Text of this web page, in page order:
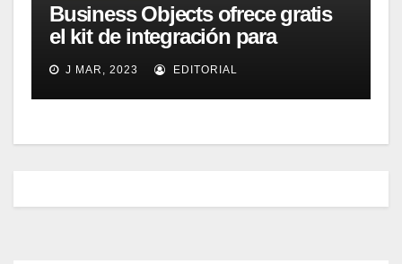
Business Objects ofrece gratis
el kit de integración para
Micrososft Office SharePoint
Server 2007
J MAR, 2023 EDITORIAL